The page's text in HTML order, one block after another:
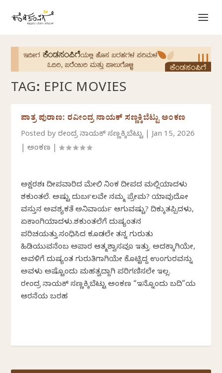
TAG: EPIC MOVIES
ಪಾತ್ರ ಪುರಾಣ: ರವೀಂದ್ರ ನಾಯಕ್ ಸಣ್ಣಕ್ಕಿಬೆಟ್ಟು ಅಂಕಣ
Posted byರವೀಂದ್ರ ನಾಯಕ್ ಸಣ್ಣಕ್ಕಿಬೆಟ್ಟು |Jan 15, 2026
|ಅಂಕಣ |
ಅಕ್ಷರಶಃ ದೀಪವಾರಿದ ಮೇಲಿ ನಿಂಕ ದೀಪದ ಮಲ್ಲಿಯಾದಳು
ಶಕುಂತಲೆ. ಅಷ್ಟು ದುರ್ಬಲವೇ ನಮ್ಮ ಪ್ರೇಮ? ಯಾವುದೋ
ವಸ್ತುವಿನ ಅವಶ್ಯಕತೆ ಅನಿವಾರ್ಯ ಆಗುವಷ್ಚು? ದಿಕ್ಕುತಪ್ಪಿದಳು,
ಏಕಾಂಗಿಯಾದಳು.ಶಕುಂತಲೆಗೆ ದುಷ್ಯಂತನ
ಪರಿಚಯವಿತ್ತು.ಸಂಧಿಸಿದ ಕೂಡಲೇ ತನ್ನ ಗುರುತು
ಹಿಡಿಯುವನೆಂಬ ಅಪಾರ ಆತ್ಮವಿಶ್ವಾಸವೂ ಇತ್ತು. ಅದಕ್ಕಾಗಿಯೇ,
ಅವಳಿಗೆ ದುಷ್ಯಂತ ಗುರುತಿಗಾಗಿಯೇ ಕೊಟ್ಟಿದ್ದ ಉಂಗುರವನ್ನು
ಅವಳು ಅಷ್ಟೊಂದು ಮಹತ್ವದ್ದಾಗಿ ಪರಿಗಣಿಸಲೇ ಇಲ್ಲ.
ರವೀಂದ್ರ ನಾಯಕ್ ಸಣ್ಣಕ್ಕಿಬೆಟ್ಟು ಅಂಕಣ “ಇನ್ನೊಂದು ಬದಿ”ಯ
ಆರನೆಯ ಬರಹ